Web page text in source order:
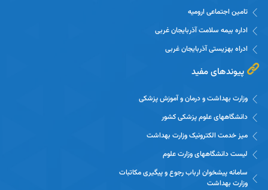
تامین اجتماعی ارومیه
اداره بیمه سلامت آذربایجان غربی
ادراه بهزیستی آذربایجان غربی
پیوندهای مفید
وزارت بهداشت و درمان و آموزش پزشکی
دانشگاههای علوم پزشکی کشور
میز خدمت الکترونیک وزارت بهداشت
لیست دانشگاههای وزارت علوم
سامانه پیشخوان ارباب رجوع و پیگیری مکاتبات
وزارت بهداشت